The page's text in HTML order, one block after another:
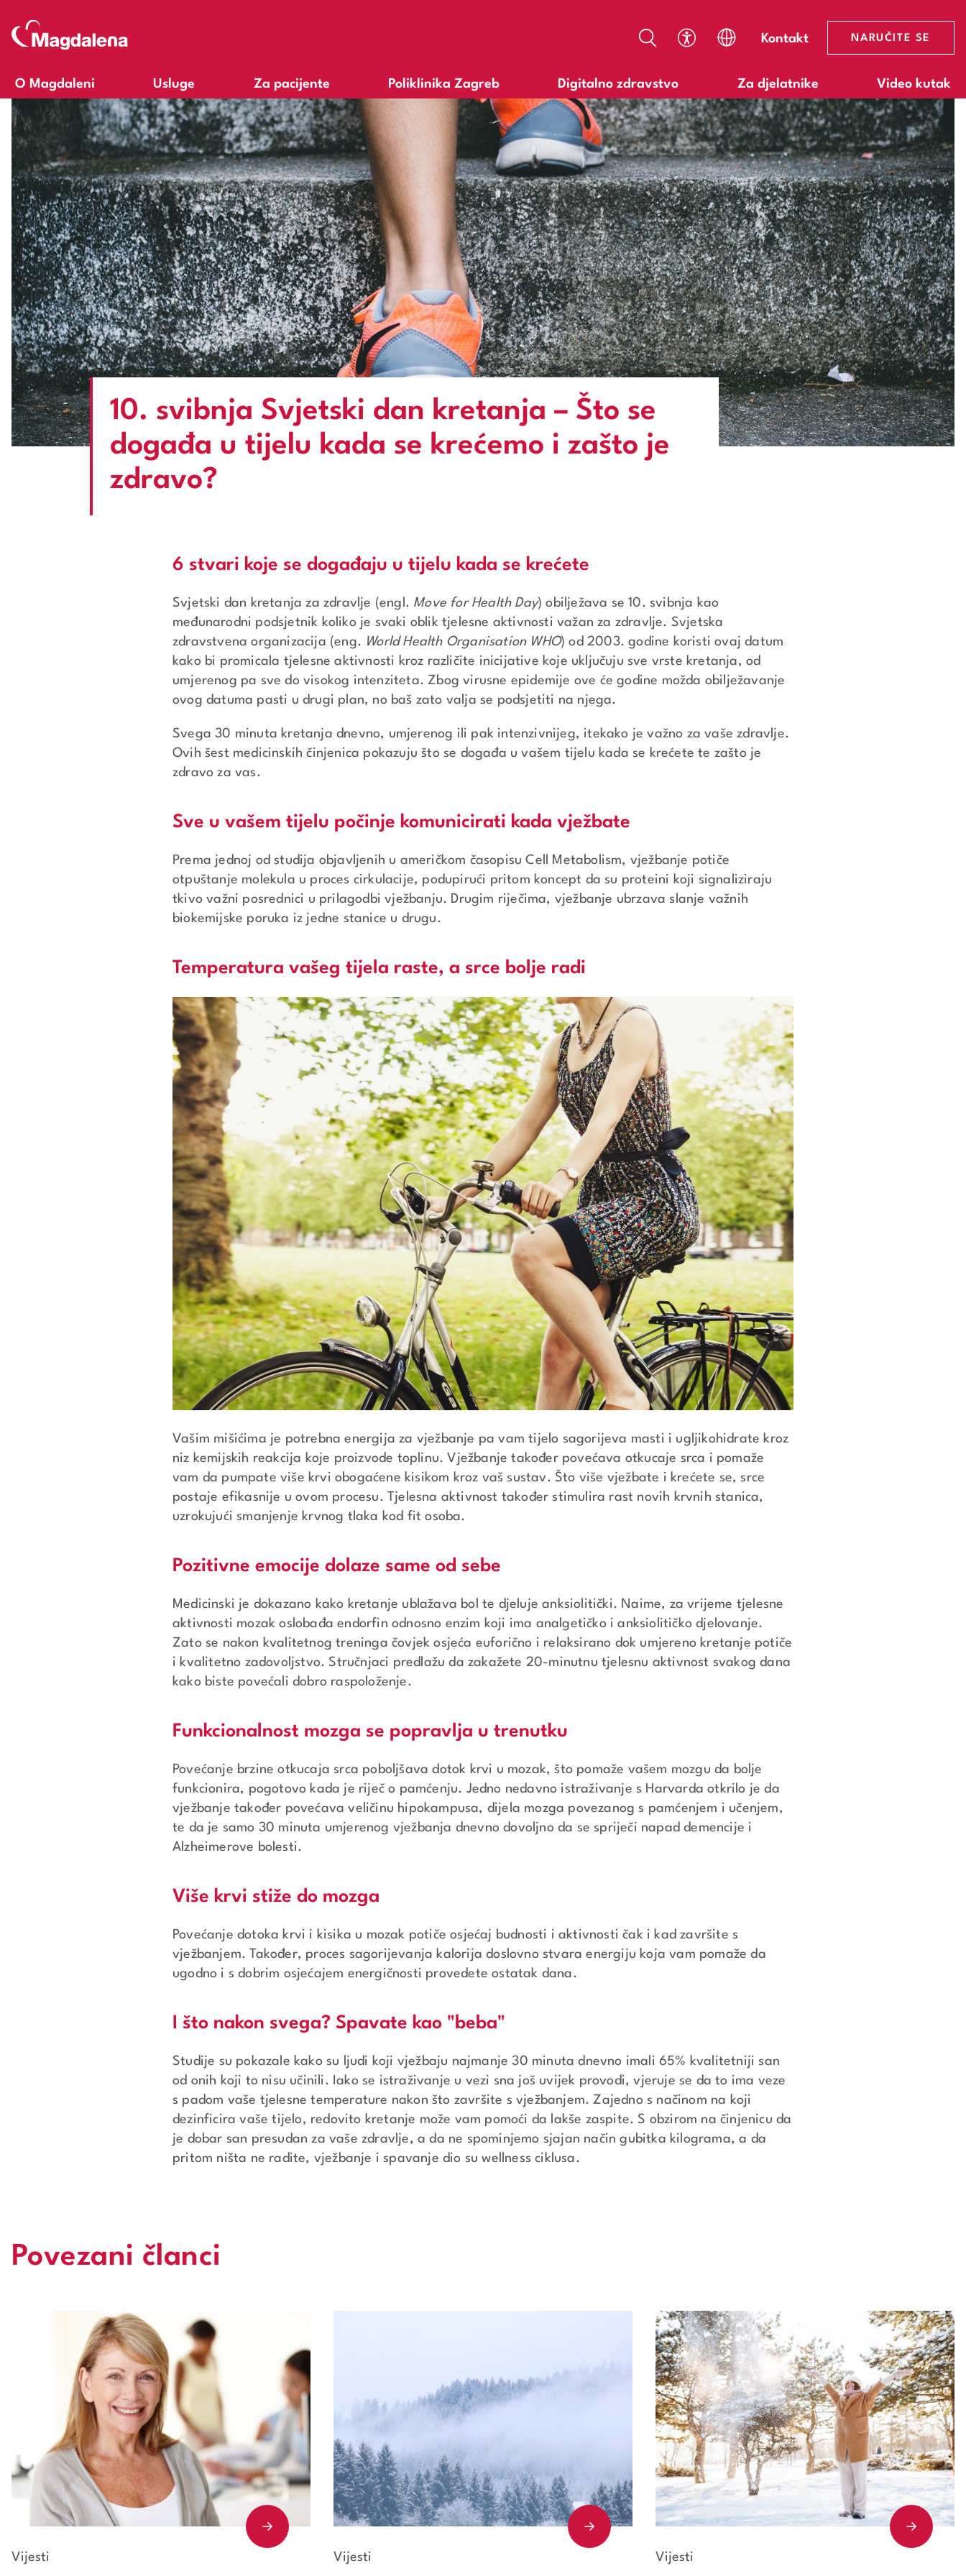
A A
Kontakt NARUČITE SE
O Magdaleni Usluge Za pacijente Poliklinika Zagreb Digitalno zdravstvo Za djelatnike Video kutak
10. svibnja Svjetski dan kretanja – Što se
događa u tijelu kada se krećemo i zašto je
zdravo?
6 stvari koje se događaju u tijelu kada se krećete
Svjetski dan kretanja za zdravlje (engl. Move for Health Day) obilježava se 10. svibnja kao
međunarodni podsjetnik koliko je svaki oblik tjelesne aktivnosti važan za zdravlje. Svjetska
zdravstvena organizacija (eng. World Health Organisation WHO) od 2003. godine koristi ovaj datum
kako bi promicala tjelesne aktivnosti kroz različite inicijative koje uključuju sve vrste kretanja, od
umjerenog pa sve do visokog intenziteta. Zbog virusne epidemije ove će godine možda obilježavanje
ovog datuma pasti u drugi plan, no baš zato valja se podsjetiti na njega.
Svega 30 minuta kretanja dnevno, umjerenog ili pak intenzivnijeg, itekako je važno za vaše zdravlje.
Ovih šest medicinskih činjenica pokazuju što se događa u vašem tijelu kada se krećete te zašto je
zdravo za vas.
Sve u vašem tijelu počinje komunicirati kada vježbate
Prema jednoj od studija objavljenih u američkom časopisu Cell Metabolism, vježbanje potiče
otpuštanje molekula u proces cirkulacije, podupirući pritom koncept da su proteini koji signaliziraju
tkivo važni posrednici u prilagodbi vježbanju. Drugim riječima, vježbanje ubrzava slanje važnih
biokemijske poruka iz jedne stanice u drugu.
Temperatura vašeg tijela raste, a srce bolje radi
Vašim mišićima je potrebna energija za vježbanje pa vam tijelo sagorijeva masti i ugljikohidrate kroz
niz kemijskih reakcija koje proizvode toplinu. Vježbanje također povećava otkucaje srca i pomaže
vam da pumpate više krvi obogaćene kisikom kroz vaš sustav. Što više vježbate i krećete se, srce
postaje efikasnije u ovom procesu. Tjelesna aktivnost također stimulira rast novih krvnih stanica,
uzrokujući smanjenje krvnog tlaka kod fit osoba.
Pozitivne emocije dolaze same od sebe
Medicinski je dokazano kako kretanje ublažava bol te djeluje anksiolitički. Naime, za vrijeme tjelesne
aktivnosti mozak oslobađa endorfin odnosno enzim koji ima analgetičko i anksiolitičko djelovanje.
Zato se nakon kvalitetnog treninga čovjek osjeća euforično i relaksirano dok umjereno kretanje potiče
i kvalitetno zadovoljstvo. Stručnjaci predlažu da zakažete 20-minutnu tjelesnu aktivnost svakog dana
kako biste povećali dobro raspoloženje.
Funkcionalnost mozga se popravlja u trenutku
Povećanje brzine otkucaja srca poboljšava dotok krvi u mozak, što pomaže vašem mozgu da bolje
funkcionira, pogotovo kada je riječ o pamćenju. Jedno nedavno istraživanje s Harvarda otkrilo je da
vježbanje također povećava veličinu hipokampusa, dijela mozga povezanog s pamćenjem i učenjem,
te da je samo 30 minuta umjerenog vježbanja dnevno dovoljno da se spriječi napad demencije i
Alzheimerove bolesti.
Više krvi stiže do mozga
Povećanje dotoka krvi i kisika u mozak potiče osjećaj budnosti i aktivnosti čak i kad završite s
vježbanjem. Također, proces sagorijevanja kalorija doslovno stvara energiju koja vam pomaže da
ugodno i s dobrim osjećajem energičnosti provedete ostatak dana.
I što nakon svega? Spavate kao "beba"
Studije su pokazale kako su ljudi koji vježbaju najmanje 30 minuta dnevno imali 65% kvalitetniji san
od onih koji to nisu učinili. Iako se istraživanje u vezi sna još uvijek provodi, vjeruje se da to ima veze
s padom vaše tjelesne temperature nakon što završite s vježbanjem. Zajedno s načinom na koji
dezinficira vaše tijelo, redovito kretanje može vam pomoći da lakše zaspite. S obzirom na činjenicu da
je dobar san presudan za vaše zdravlje, a da ne spominjemo sjajan način gubitka kilograma, a da
pritom ništa ne radite, vježbanje i spavanje dio su wellness ciklusa.
Povezani članci
Vijesti Vijesti Vijesti